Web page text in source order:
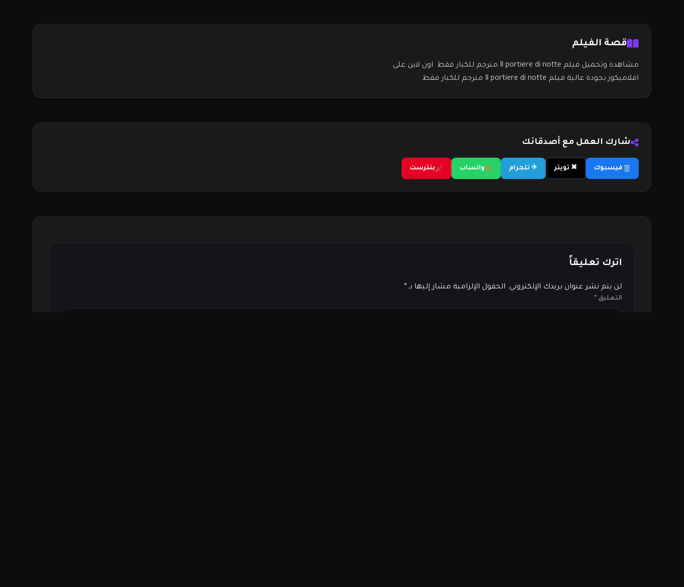
قصة الفيلم
مشاهدة وتحميل فيلم Il portiere di notte مترجم للكبار فقط اون لاين على
افلاميكوز بجودة عالية فيلم Il portiere di notte مترجم للكبار فقط
شارك العمل مع أصدقائك
فيسبوك ✖ تويتر ✈ تلجرام واتساب بنترست
اترك تعليقاً
لن يتم نشر عنوان بريدك الإلكتروني. الحقول الإلزامية مشار إليها بـ *
التعليق *